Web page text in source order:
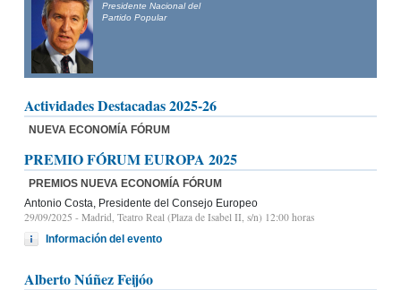
Presidente Nacional del
Partido Popular
Actividades Destacadas 2025-26
NUEVA ECONOMÍA FÓRUM
PREMIO FÓRUM EUROPA 2025
PREMIOS NUEVA ECONOMÍA FÓRUM
Antonio Costa, Presidente del Consejo Europeo
29/09/2025 - Madrid, Teatro Real (Plaza de Isabel II, s/n) 12:00 horas
Información del evento
Alberto Núñez Feijóo